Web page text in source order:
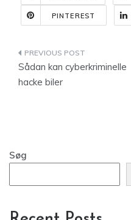
PINTEREST
Sådan kan cyberkriminelle
hacke biler
Søg